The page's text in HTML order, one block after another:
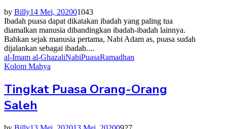
by Billy14 Mei, 202001043
Ibadah puasa dapat dikatakan ibadah yang paling tua
diamalkan manusia dibandingkan ibadah-ibadah lainnya.
Bahkan sejak manusia pertama, Nabi Adam as, puasa sudah
dijalankan sebagai ibadah....
al-Imam al-GhazaliNabiPuasaRamadhan
Kolom Mahya
Tingkat Puasa Orang-Orang
Saleh